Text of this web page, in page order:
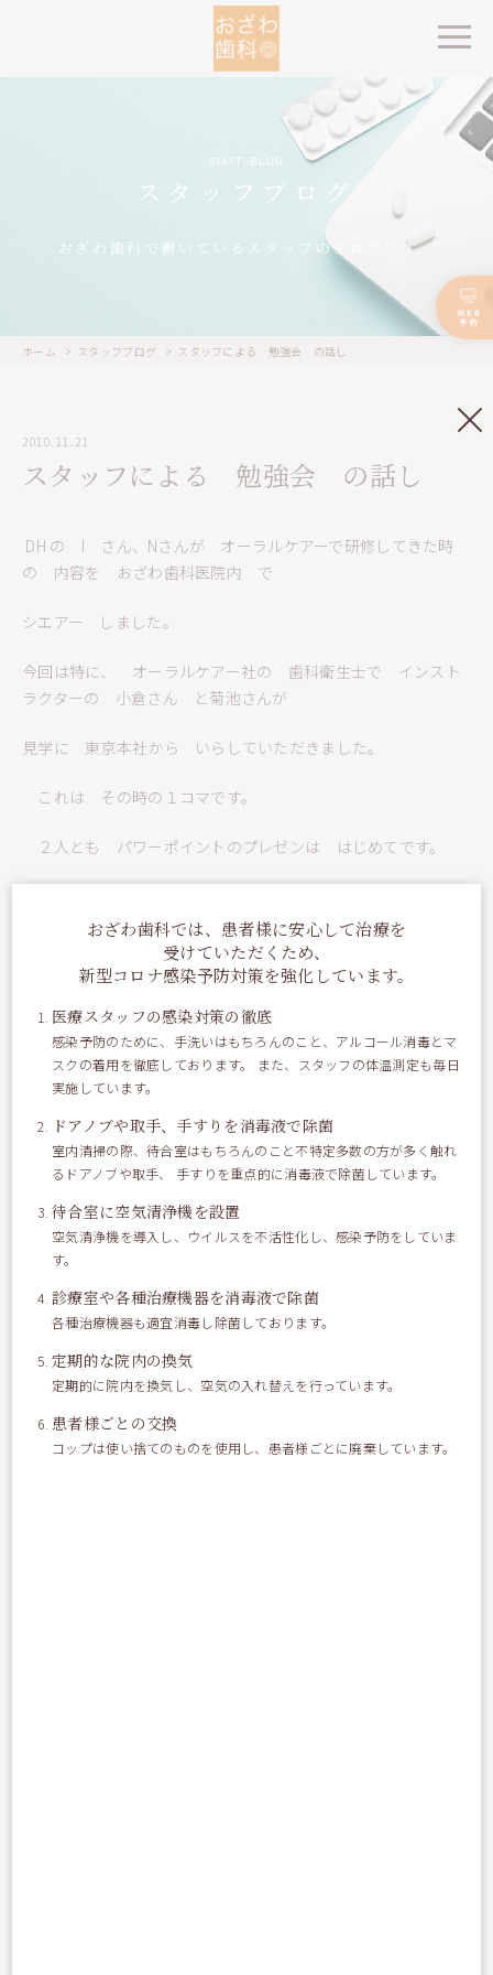
STAFF-BLOG
スタッフブログ
おざわ歯科で働いているスタッフのブログです。
ホーム スタッフブログ スタッフによる 勉強会 の話し
2010.11.21
スタッフによる 勉強会 の話し
DH の I さん、Nさんが オーラルケアーで研修してきた時
の 内容を おざわ歯科医院内 で
シエアー しました。
今回は特に、 オーラルケアー社の 歯科衛生士で インスト
ラクターの 小倉さん と菊池さんが
見学に 東京本社から いらしていただきました。
これは その時の１コマです。
２人とも パワーポイントのプレゼンは はじめてです。
おざわ歯科では、患者様に安心して治療を
受けていただくため、
新型コロナ感染予防対策を強化しています。
医療スタッフの感染対策の徹底
感染予防のために、手洗いはもちろんのこと、アルコール消毒とマ
スクの着用を徹底しております。 また、スタッフの体温測定も毎日
実施しています。
ドアノブや取手、手すりを消毒液で除菌
室内清掃の際、待合室はもちろんのこと不特定多数の方が多く触れ
るドアノブや取手、 手すりを重点的に消毒液で除菌しています。
待合室に空気清浄機を設置
空気清浄機を導入し、ウイルスを不活性化し、感染予防をしていま
す。
診療室や各種治療機器を消毒液で除菌
各種治療機器も適宜消毒し除菌しております。
定期的な院内の換気
定期的に院内を換気し、空気の入れ替えを行っています。
患者様ごとの交換
コップは使い捨てのものを使用し、患者様ごとに廃棄しています。